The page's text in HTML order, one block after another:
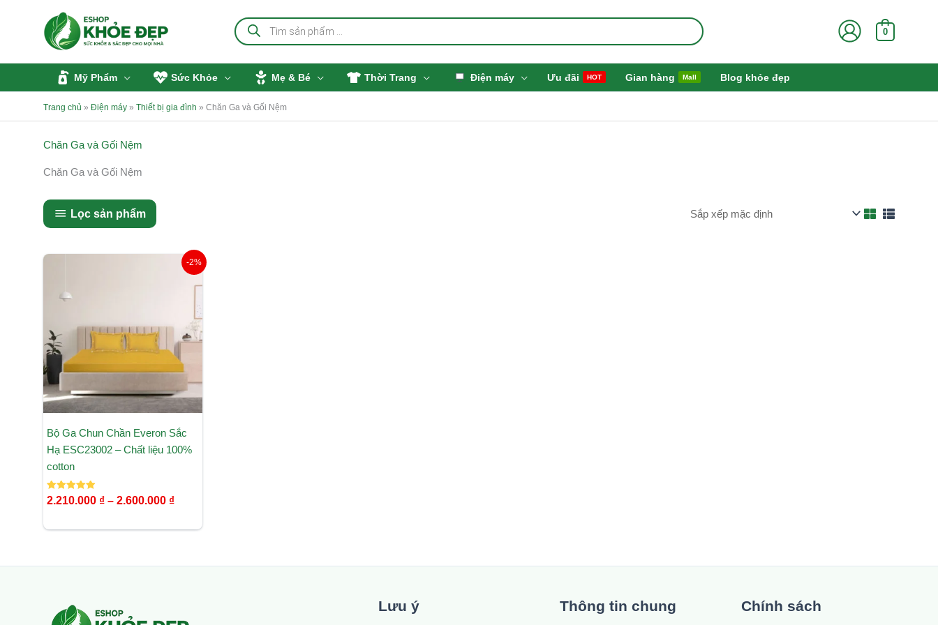
Tìm
kiếm
sản
0
Mỹ Phẩm Sức Khỏe Mẹ & Bé Thời Trang Điện máy Ưu đãi HOT Gian hàng Mall Blog khỏe đẹp
Trang chủ » Điện máy » Thiết bị gia đình » Chăn Ga và Gối Nệm
Chăn Ga và Gối Nệm
Chăn Ga và Gối Nệm
Lọc sản phẩm
-2%
Bộ Ga Chun Chần Everon Sắc
Hạ ESC23002 – Chất liệu 100%
cotton
Được xếp
hạng
2.210.000 ₫ – 2.600.000 ₫
Khoảng
giá:
2.600.000 ₫
Lưu ý Thông tin chung Chính sách